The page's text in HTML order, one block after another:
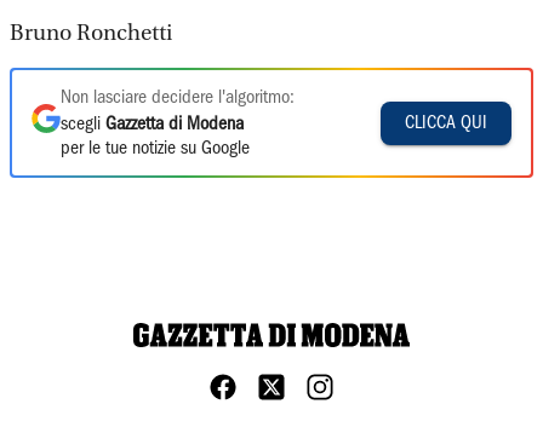
Bruno Ronchetti
Non lasciare decidere l'algoritmo:
scegli Gazzetta di Modena
per le tue notizie su Google
CLICCA QUI